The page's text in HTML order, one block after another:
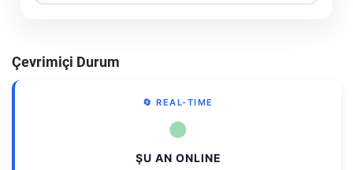
Çevrimiçi Durum
🔄 REAL-TIME
●
ŞU AN ONLINE